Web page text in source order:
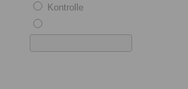
Kontrolle